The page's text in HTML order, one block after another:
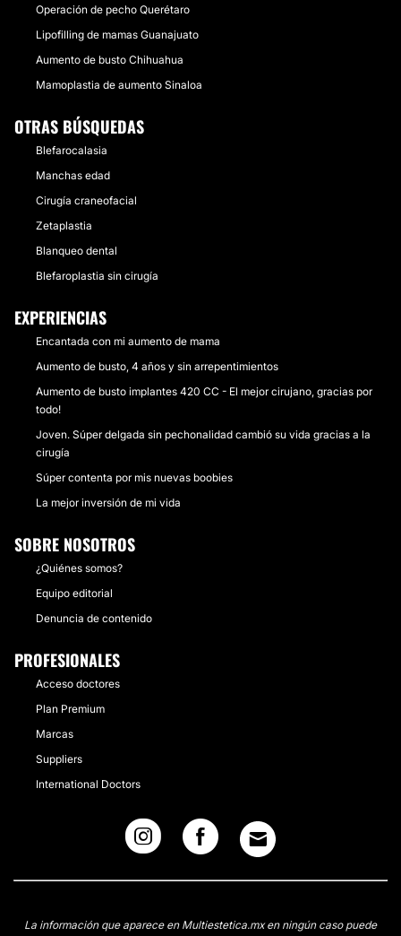
Operación de pecho Querétaro
Lipofilling de mamas Guanajuato
Aumento de busto Chihuahua
Mamoplastia de aumento Sinaloa
OTRAS BÚSQUEDAS
Blefarocalasia
Manchas edad
Cirugía craneofacial
Zetaplastia
Blanqueo dental
Blefaroplastia sin cirugía
EXPERIENCIAS
Encantada con mi aumento de mama
Aumento de busto, 4 años y sin arrepentimientos
Aumento de busto implantes 420 CC - El mejor cirujano, gracias por
todo!
Joven. Súper delgada sin pechonalidad cambió su vida gracias a la
cirugía
Súper contenta por mis nuevas boobies
La mejor inversión de mi vida
SOBRE NOSOTROS
¿Quiénes somos?
Equipo editorial
Denuncia de contenido
PROFESIONALES
Acceso doctores
Plan Premium
Marcas
Suppliers
International Doctors
La información que aparece en Multiestetica.mx en ningún caso puede